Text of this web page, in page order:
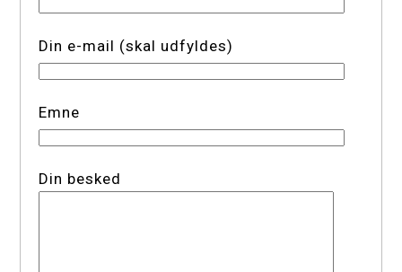
Din e-mail (skal udfyldes)
Emne
Din besked